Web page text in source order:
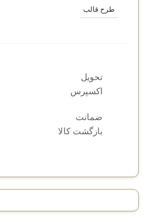
طرح قالب
ضمانت
بازگشت کالا
تحویل
اکسپرس